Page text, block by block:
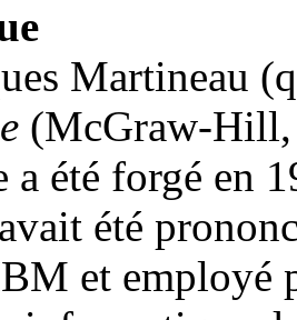
Martineau
(McGraw-Hill,
a été forgé en
été
et employé